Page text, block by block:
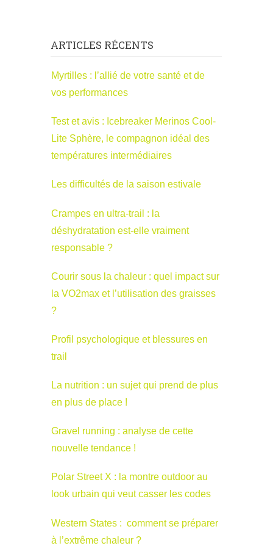
ARTICLES RÉCENTS
Myrtilles : l’allié de votre santé et de
vos performances
Test et avis : Icebreaker Merinos Cool-
Lite Sphère, le compagnon idéal des
températures intermédiaires
Les difficultés de la saison estivale
Crampes en ultra-trail : la
déshydratation est-elle vraiment
responsable ?
Courir sous la chaleur : quel impact sur
la VO2max et l’utilisation des graisses
?
Profil psychologique et blessures en
trail
La nutrition : un sujet qui prend de plus
en plus de place !
Gravel running : analyse de cette
nouvelle tendance !
Polar Street X : la montre outdoor au
look urbain qui veut casser les codes
Western States : comment se préparer
à l’extrême chaleur ?